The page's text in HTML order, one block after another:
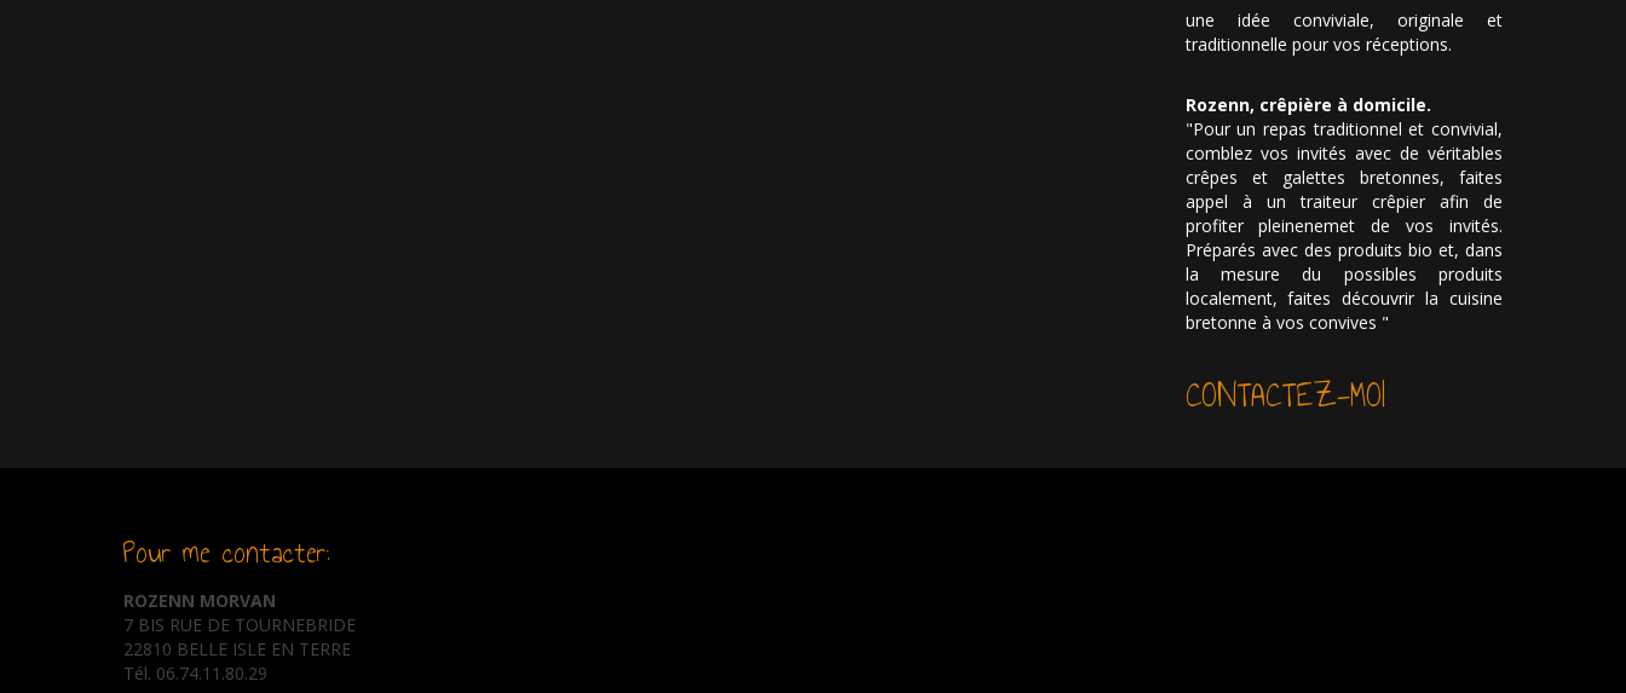
une idée conviviale, originale et
traditionnelle pour vos réceptions.
Rozenn, crêpière à domicile.
"Pour un repas traditionnel et convivial,
comblez vos invités avec de véritables
crêpes et galettes bretonnes, faites
appel à un traiteur crêpier afin de
profiter pleinenemet de vos invités.
Préparés avec des produits bio et, dans
la mesure du possibles produits
localement, faites découvrir la cuisine
bretonne à vos convives "
CONTACTEZ-MOI
Pour me contacter:
ROZENN MORVAN
7 BIS RUE DE TOURNEBRIDE
22810 BELLE ISLE EN TERRE
Tél. 06.74.11.80.29